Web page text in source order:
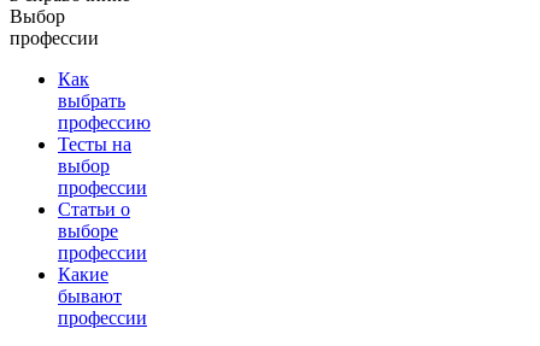
Выбор
профессии
Как
выбрать
профессию
Тесты на
выбор
профессии
Статьи о
выборе
профессии
Какие
бывают
профессии